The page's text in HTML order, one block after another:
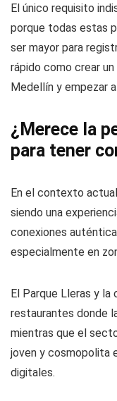
El único requisito
porque todas estas
ser mayor para
rápido como crear
Medellín y empezar
¿Merece la
para tener
En el contexto
siendo una
conexiones
especialmente en
El Parque Lleras y
restaurantes donde
mientras que el
joven y cosmopolita
digitales.